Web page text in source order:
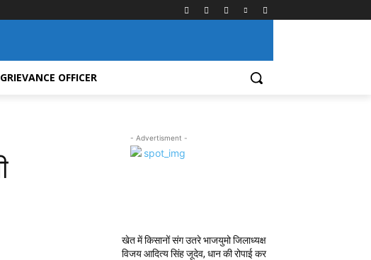
GRIEVANCE OFFICER
- Advertisment -
खेत में किसानों संग उतरे भाजयुमो जिलाध्यक्ष
विजय आदित्य सिंह जूदेव, धान की रोपाई कर